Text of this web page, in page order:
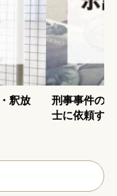
釈放
刑事事件の
士に依頼す